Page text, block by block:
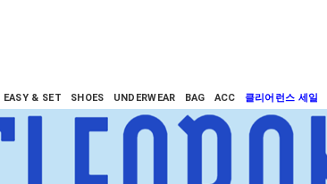
EASY & SET SHOES UNDERWEAR BAG ACC 클리어런스 세일